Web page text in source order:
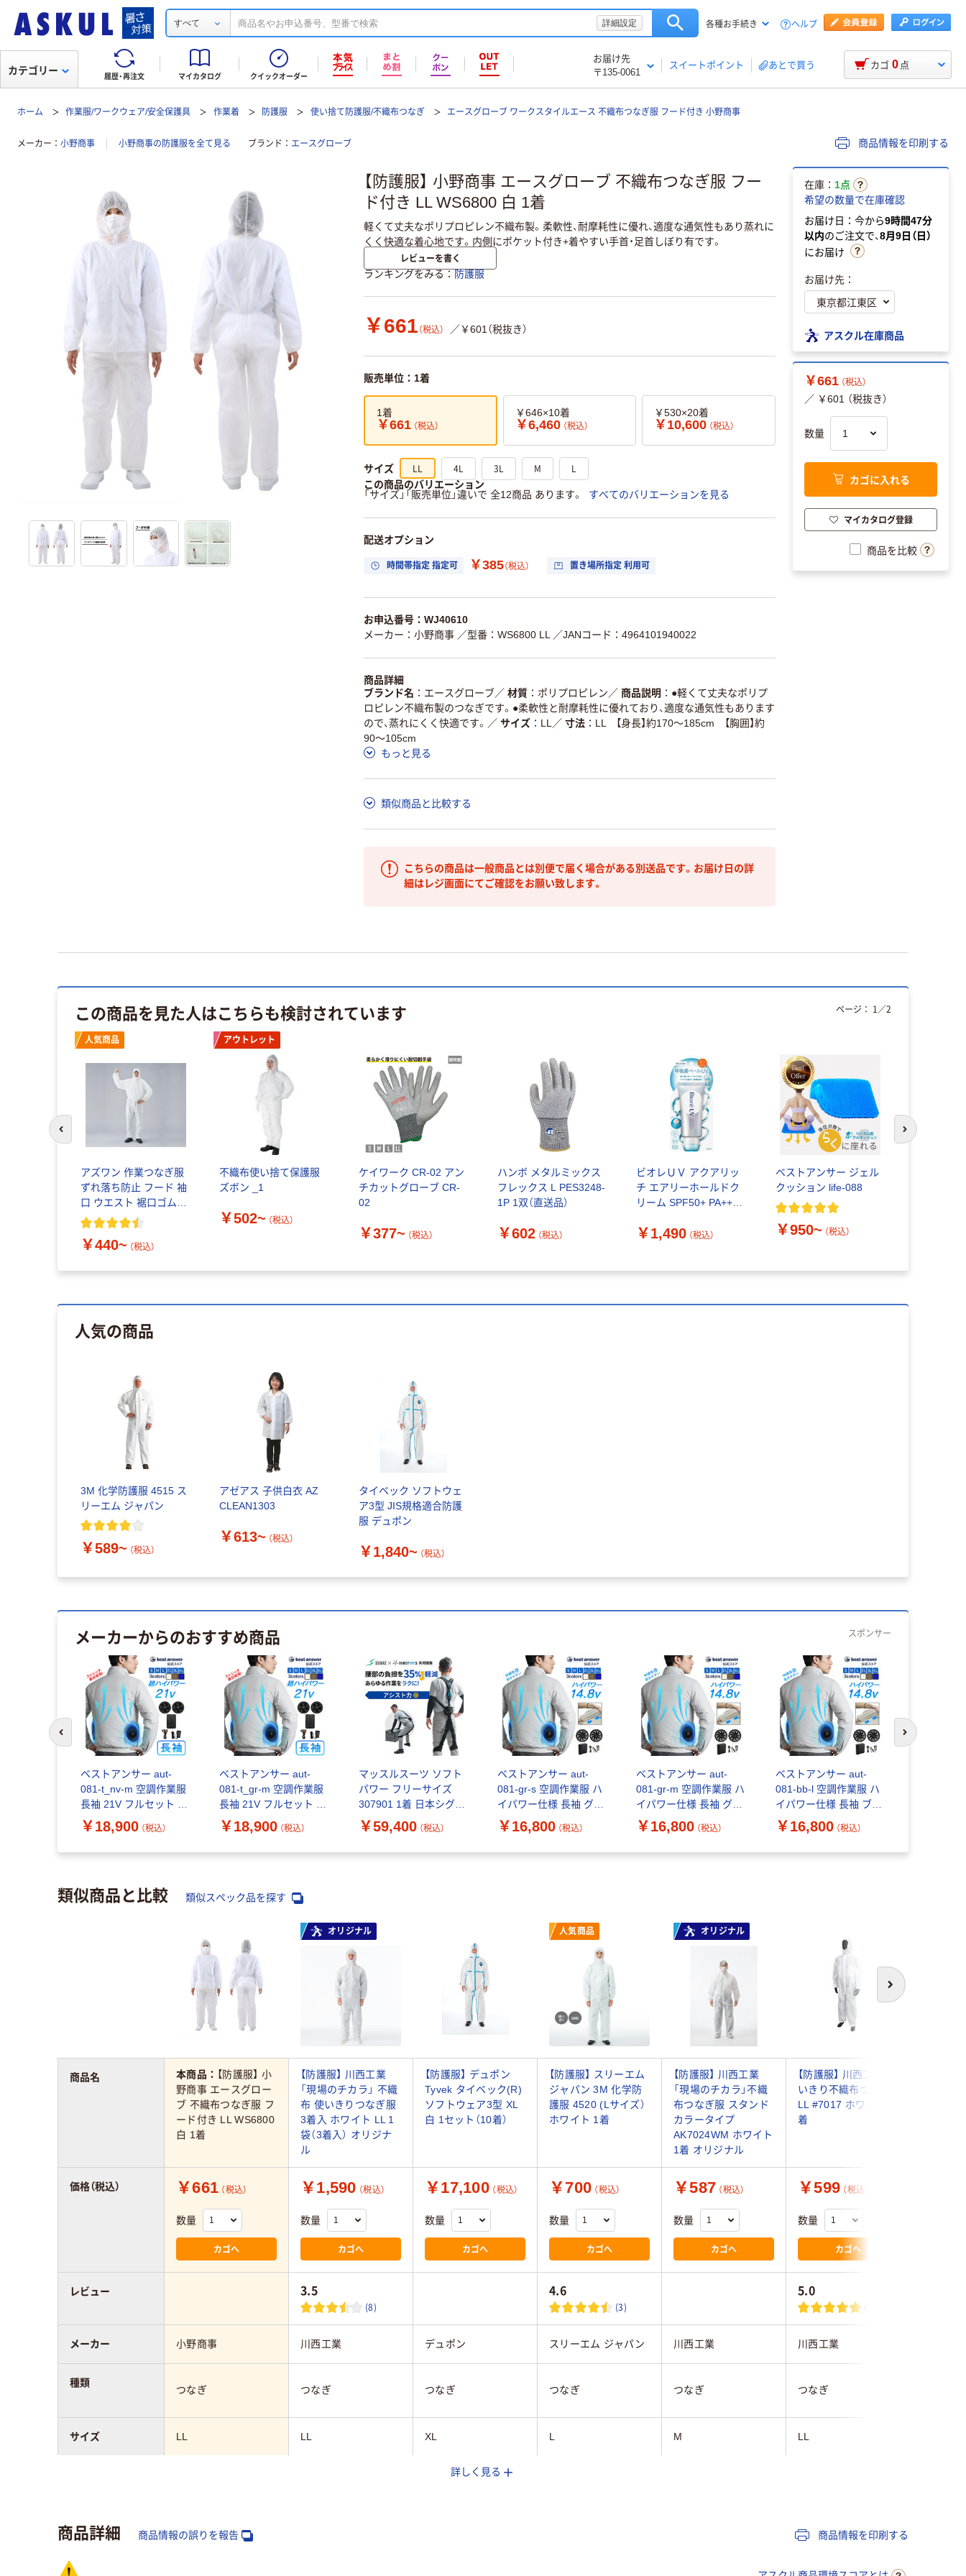
すべて 詳細設定 各種お手続き ヘルプ
履歴・再注文 マイカタログ クイックオーダー
お届け先
〒135-0061
スイートポイント あとで買う
カテゴリー カゴ 0 点
ホーム 作業服/ワークウェア/安全保護具 作業着 防護服 使い捨て防護服/不織布つなぎ エースグローブ ワークスタイルエース 不織布つなぎ服 フード付き 小野商事
メーカー 小野商事 小野商事の防護服を全て見る ブランド エースグローブ 商品情報を印刷する
【防護服】 小野商事 エースグローブ 不織布つなぎ服 フー
ド付き LL WS6800 白 1着
軽くて丈夫なポリプロピレン不織布製。柔軟性、耐摩耗性に優れ、適度な通気性もあり蒸れに
くく快適な着心地です。内側にポケット付き+着やすい手首・足首しぼり有です。
レビューを書く
ランキングをみる 防護服
￥661 （税込） ／￥601（税抜き）
販売単位：1着
1着
￥661 （税込）
￥646×10着
￥6,460 （税込）
￥530×20着
￥10,600 （税込）
サイズ LL 4L 3L M L
この商品のバリエーション
「サイズ」「販売単位」違いで 全12商品 あります。
すべてのバリエーションを見る
配送オプション
時間帯指定 指定可 ￥385（税込） 置き場所指定 利用可
お申込番号：WJ40610
メーカー：小野商事 ／型番：WS6800 LL ／JANコード：4964101940022
商品詳細
ブランド名
エースグローブ／ 材質 ポリプロピレン ／ 商品説明
●軽くて丈夫なポリプ
ロピレン不織布製のつなぎです。●柔軟性と耐摩耗性に優れており、適度な通気性もあります
ので、蒸れにくく快適です。 ／ サイズ LL ／ 寸法
LL 【身長】約170～185cm 【胸囲】約
90～105cm
もっと見る
類似商品と比較する
こちらの商品は一般商品とは別便で届く場合がある別送品です。お届け日の詳
細はレジ画面にてご確認をお願い致します。
在庫： 1点
希望の数量で在庫確認
お届け日：今から9時間47分
以内のご注文で、8月9日（日）
にお届け
お届け先：
アスクル在庫商品
￥661 （税込）
／ ￥601 （税抜き）
数量
カゴに入れる
マイカタログ登録
商品を比較
この商品を見た人はこちらも検討されています
人気商品
アズワン 作業つなぎ服
ずれ落ち防止 フード 袖
口 ウエスト 裾口ゴム入
り ファスナーカバー付
￥440~ （税込）
アウトレット
不織布使い捨て保護服
ズボン _1
￥502~ （税込）
ケイワーク CR-02 アン
チカットグローブ CR-
02
￥377~ （税込）
ハンボ メタルミックス
フレックス L PES3248-
1P 1双（直送品）
￥602 （税込）
ビオレＵＶ アクアリッ
チ エアリーホールドク
リーム SPF50+ PA++++
￥1,490 （税込）
ベストアンサー ジェル
クッション life-088
￥950~ （税込）
ページ： 1 ／2
次のスライド
人気の商品
3M 化学防護服 4515 ス
リーエム ジャパン
￥589~ （税込）
アゼアス 子供白衣 AZ
CLEAN1303
￥613~ （税込）
タイベック ソフトウェ
ア3型 JIS規格適合防護
服 デュポン
￥1,840~ （税込）
メーカーからのおすすめ商品 スポンサー
ベストアンサー aut-
081-t_nv-m 空調作業服
長袖 21V フルセット ネ
イビーM 1セット（直送
品）
￥18,900 （税込）
ベストアンサー aut-
081-t_gr-m 空調作業服
長袖 21V フルセット グ
レー M 1セット（直送
品）
￥18,900 （税込）
マッスルスーツ ソフト
パワー フリーサイズ
307901 1着 日本シグマ
ックス パワーアシス
トスーツ
￥59,400 （税込）
ベストアンサー aut-
081-gr-s 空調作業服 ハ
イパワー仕様 長袖 グレ
ーS 1セット（直送品）
￥16,800 （税込）
ベストアンサー aut-
081-gr-m 空調作業服 ハ
イパワー仕様 長袖 グレ
ーM 1セット（直送品）
￥16,800 （税込）
ベストアンサー aut-
081-bb-l 空調作業服 ハ
イパワー仕様 長袖 ブラ
ウンベージュL 1セット
（直送品）
￥16,800 （税込）
前のスライドへ 次のスライド
類似商品と比較 類似スペック品を探す
次へ
オリジナル 人気商品 オリジナル
本商品： 【防護服】 小
野商事 エースグロー
ブ 不織布つなぎ服 フ
ード付き LL WS6800
白 1着
【防護服】 川西工業
「現場のチカラ」 不織
布 使いきりつなぎ服
3着入 ホワイト LL 1
袋（3着入） オリジナ
ル
【防護服】 デュポン
Tyvek タイベック(R)
ソフトウェア3型 XL
白 1セット（10着）
【防護服】 スリーエム
ジャパン 3M 化学防
護服 4520 (Lサイズ）
ホワイト 1着
【防護服】 川西工業
「現場のチカラ」不織
布つなぎ服 スタンド
カラータイプ
AK7024WM ホワイト
1着 オリジナル
【防護服】 川西工業 使
いきり不織布つなぎ
LL #7017 ホワイト 1
着
￥661 （税込）
数量
カゴへ
￥1,590 （税込）
数量
カゴへ
￥17,100 （税込）
数量
カゴへ
￥700 （税込）
数量
カゴへ
￥587 （税込）
数量
カゴへ
￥599 （税込）
数量
カゴへ
3.5
(8)
4.6
(3)
5.0
(4)
小野商事 川西工業 デュポン スリーエム ジャパン 川西工業 川西工業
つなぎ つなぎ つなぎ つなぎ つなぎ つなぎ
LL LL XL L M LL
ホワイト系
商品名
価格（税込）
レビュー
メーカー
種類
サイズ
スコア
詳しく見る
商品詳細 商品情報の誤りを報告 商品情報を印刷する